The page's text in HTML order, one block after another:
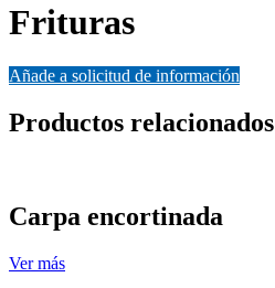
Frituras
Añade a solicitud de información
Productos relacionados
Carpa encortinada
Ver más